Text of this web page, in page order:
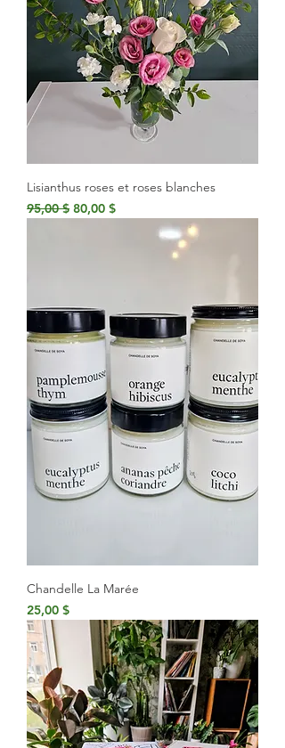
Lisianthus roses et roses blanches
Prix original
95,00 $ Prix promotionnel
80,00 $
Chandelle La Marée
Prix
25,00 $